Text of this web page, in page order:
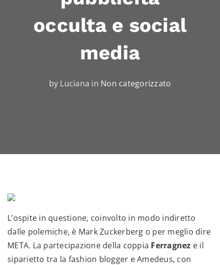
occulta e social
media
by Luciana in Non categorizzato
L’ospite in questione, coinvolto in modo indiretto
dalle polemiche, è Mark Zuckerberg o per meglio dire
META. La partecipazione della coppia Ferragnez e il
siparietto tra la fashion blogger e Amedeus, con